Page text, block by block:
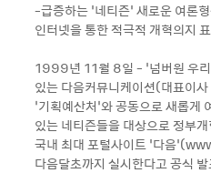
-급증하는 ‘네티즌’ 새로운 여론
인터넷을 통한 적극적 개혁의지
1999년 11월 8일 - ‘넘버원 우
있는 다음커뮤니케이션(대표이
‘기획예산처’와 공동으로 새롭게
있는 네티즌들을 대상으로 정부
국내 최대 포털사이트 ‘다음
다음달초까지 실시한다고 공식